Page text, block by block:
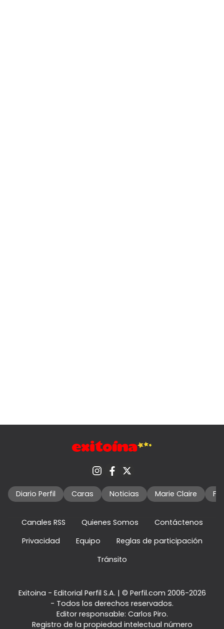
Diario Perfil Caras Noticias Marie Claire
Canales RSS Quienes Somos
Contáctenos
Privacidad
Equipo
Reglas de participación
Tránsito
Exitoina - Editorial Perfil S.A. | © Perfil.com 2006-2026
- Todos los derechos reservados.
Editor responsable: Carlos Piro.
Registro de la propiedad intelectual número